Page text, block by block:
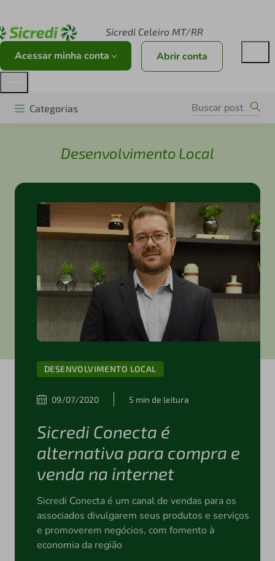
Sicredi Celeiro MT/RR
Acessar minha conta Abrir conta
Categorias
Desenvolvimento Local
DESENVOLVIMENTO LOCAL
09/07/2020 5 min de leitura
Sicredi Conecta é
alternativa para compra e
venda na internet
Sicredi Conecta é um canal de vendas para os
associados divulgarem seus produtos e serviços
e promoverem negócios, com fomento à
economia da região